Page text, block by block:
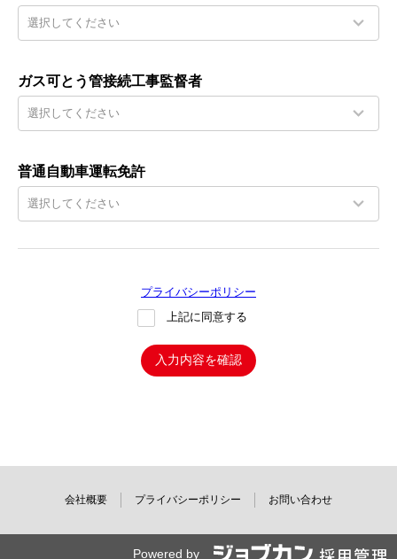
ガス可とう管接続工事監督者
普通自動車運転免許
プライバシーポリシー
上記に同意する
入力内容を確認
会社概要 プライバシーポリシー お問い合わせ
Powered by